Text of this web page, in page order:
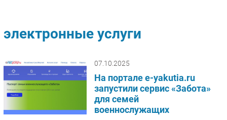
Импорто­замещение
Автоматизация Промышленности
Мобильная связь
Фиксированная связь
Рынок ПК
электронные услуги
07.10.2025
На портале e-yakutia.ru
запустили сервис «Забота»
для семей
военнослужащих